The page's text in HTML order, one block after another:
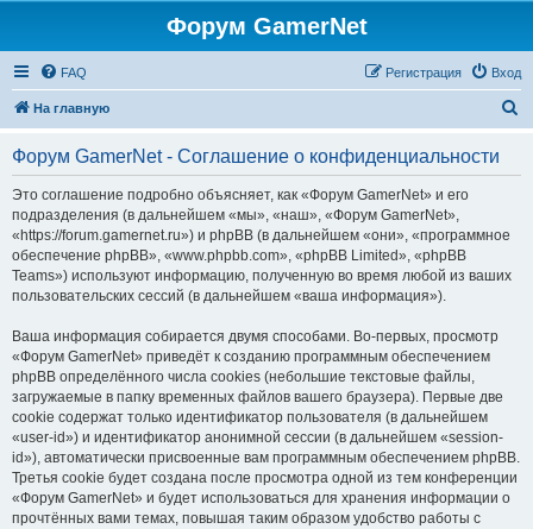
Форум GamerNet
FAQ Вход
Регистрация
На главную
Форум GamerNet - Соглашение о конфиденциальности
Это соглашение подробно объясняет, как «Форум GamerNet» и его
подразделения (в дальнейшем «мы», «наш», «Форум GamerNet»,
«https://forum.gamernet.ru») и phpBB (в дальнейшем «они», «программное
обеспечение phpBB», «www.phpbb.com», «phpBB Limited», «phpBB
Teams») используют информацию, полученную во время любой из ваших
пользовательских сессий (в дальнейшем «ваша информация»).
Ваша информация собирается двумя способами. Во-первых, просмотр
«Форум GamerNet» приведёт к созданию программным обеспечением
phpBB определённого числа cookies (небольшие текстовые файлы,
загружаемые в папку временных файлов вашего браузера). Первые две
cookie содержат только идентификатор пользователя (в дальнейшем
«user-id») и идентификатор анонимной сессии (в дальнейшем «session-
id»), автоматически присвоенные вам программным обеспечением phpBB.
Третья cookie будет создана после просмотра одной из тем конференции
«Форум GamerNet» и будет использоваться для хранения информации о
прочтённых вами темах, повышая таким образом удобство работы с